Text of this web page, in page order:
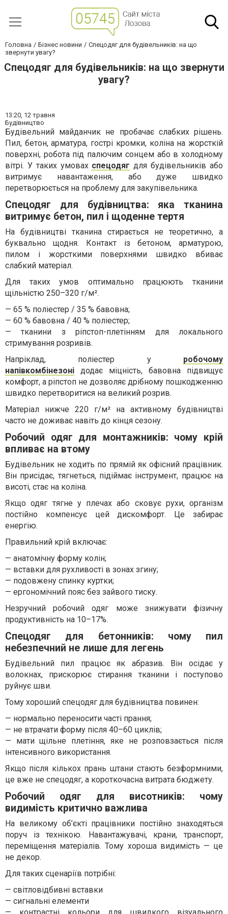
Головна Бізнес новини
Спецодяг для будівельників: на що
звернути увагу?
Спецодяг для будівельників: на що звернути
увагу?
13:20, 12 травня
Будівництво
Будівельний майданчик не пробачає слабких рішень.
Пил, бетон, арматура, гострі кромки, коліна на жорсткій
поверхні, робота під палючим сонцем або в холодному
вітрі. У таких умовах спецодяг для будівельників або
витримує навантаження, або дуже швидко
перетворюється на проблему для закупівельника.
Спецодяг для будівництва: яка тканина
витримує бетон, пил і щоденне тертя
На будівництві тканина стирається не теоретично, а
буквально щодня. Контакт із бетоном, арматурою,
пилом і жорсткими поверхнями швидко вбиває
слабкий матеріал.
Для таких умов оптимально працюють тканини
щільністю 250–320 г/м².
— 65 % поліестер / 35 % бавовна;
— 60 % бавовна / 40 % поліестер;
— тканини з ріпстоп-плетінням для локального
стримування розривів.
Напріклад, поліестер у робочому
напівкомбінезоні додає міцність, бавовна підвищує
комфорт, а ріпстоп не дозволяє дрібному пошкодженню
швидко перетворитися на великий розрив.
Матеріал нижче 220 г/м² на активному будівництві
часто не доживає навіть до кінця сезону.
Робочий одяг для монтажників: чому крій
впливає на втому
Будівельник не ходить по прямій як офісний працівник.
Він присідає, тягнеться, підіймає інструмент, працює на
висоті, стає на коліна.
Якщо одяг тягне у плечах або сковує рухи, організм
постійно компенсує цей дискомфорт. Це забирає
енергію.
Правильний крій включає:
— анатомічну форму колін;
— вставки для рухливості в зонах згину;
— подовжену спинку куртки;
— ергономічний пояс без зайвого тиску.
Незручний робочий одяг може знижувати фізичну
продуктивність на 10–17%.
Спецодяг для бетонників: чому пил
небезпечний не лише для легень
Будівельний пил працює як абразив. Він осідає у
волокнах, прискорює стирання тканини і поступово
руйнує шви.
Тому хороший спецодяг для будівництва повинен:
— нормально переносити часті прання;
— не втрачати форму після 40–60 циклів;
— мати щільне плетіння, яке не розповзається після
інтенсивного використання.
Якщо після кількох прань штани стають безформними,
це вже не спецодяг, а короткочасна витрата бюджету.
Робочий одяг для висотників: чому
видимість критично важлива
На великому об’єкті працівники постійно знаходяться
поруч із технікою. Навантажувачі, крани, транспорт,
переміщення матеріалів. Тому хороша видимість — це
не декор.
Для таких сценаріїв потрібні:
— світловідбивні вставки
— сигнальні елементи